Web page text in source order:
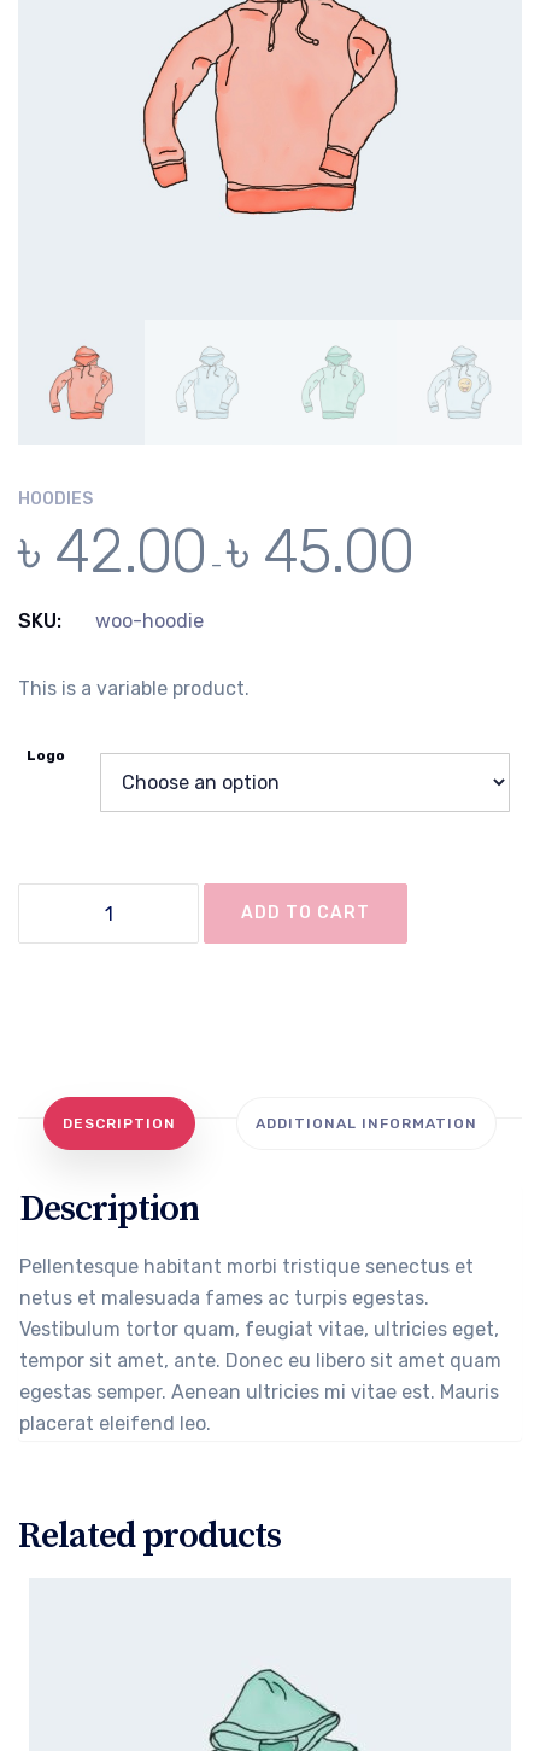
HOODIES
৳ 42.00 – ৳ 45.00
SKU: woo-hoodie
This is a variable product.
Logo
ADD TO CART
DESCRIPTION ADDITIONAL INFORMATION
Description
Pellentesque habitant morbi tristique senectus et
netus et malesuada fames ac turpis egestas.
Vestibulum tortor quam, feugiat vitae, ultricies eget,
tempor sit amet, ante. Donec eu libero sit amet quam
egestas semper. Aenean ultricies mi vitae est. Mauris
placerat eleifend leo.
Related products